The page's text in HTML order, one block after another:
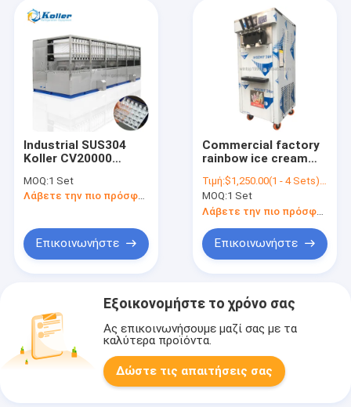
Industrial SUS304
Koller CV20000
Staineless Steel
Large 20 Tons
MOQ:1 Set
Λάβετε την πιο πρόσφατη τιμή
Επικοινωνήστε
Commercial factory
rainbow ice cream
rainbow sauce soft
gelato machine
italian jam ice cream
Τιμή:$1,250.00(1 - 4 Sets) $1,080.00(>=5 Sets)
MOQ:1 Set
Επικοινωνήστε
Εξοικονομήστε το χρόνο σας
Ας επικοινωνήσουμε μαζί σας με τα
καλύτερα προϊόντα.
Δώστε τις απαιτήσεις σας